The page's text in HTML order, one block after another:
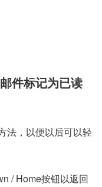
件标记为已读
法，以便以后可以轻
/ Home按钮以返回